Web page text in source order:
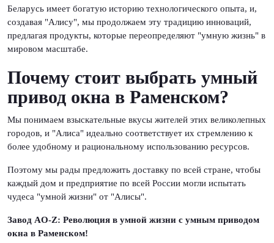
Беларусь имеет богатую историю технологического опыта, и,
создавая "Алису", мы продолжаем эту традицию инноваций,
предлагая продукты, которые переопределяют "умную жизнь" в
мировом масштабе.
Почему стоит выбрать умный
привод окна в Раменском?
Мы понимаем взыскательные вкусы жителей этих великолепных
городов, и "Алиса" идеально соответствует их стремлению к
более удобному и рациональному использованию ресурсов.
Поэтому мы рады предложить доставку по всей стране, чтобы
каждый дом и предприятие по всей России могли испытать
чудеса "умной жизни" от "Алисы".
Завод AO-Z: Революция в умной жизни с умным приводом
окна в Раменском!